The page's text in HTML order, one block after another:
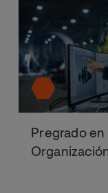
Pregrado